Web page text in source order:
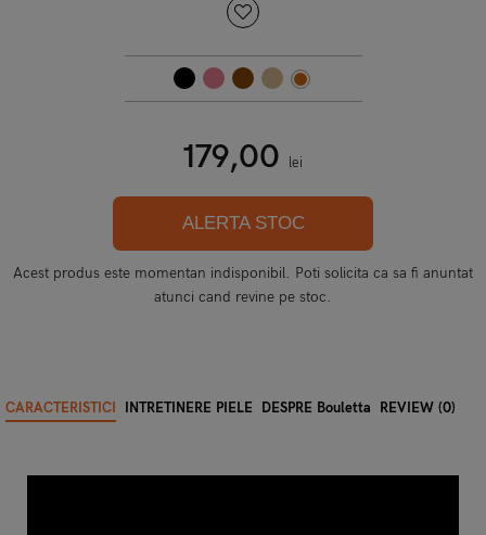
179,00 lei
ALERTA STOC
Acest produs este momentan indisponibil. Poti solicita ca sa fi anuntat
atunci cand revine pe stoc.
CARACTERISTICI INTRETINERE PIELE DESPRE Bouletta REVIEW (0)